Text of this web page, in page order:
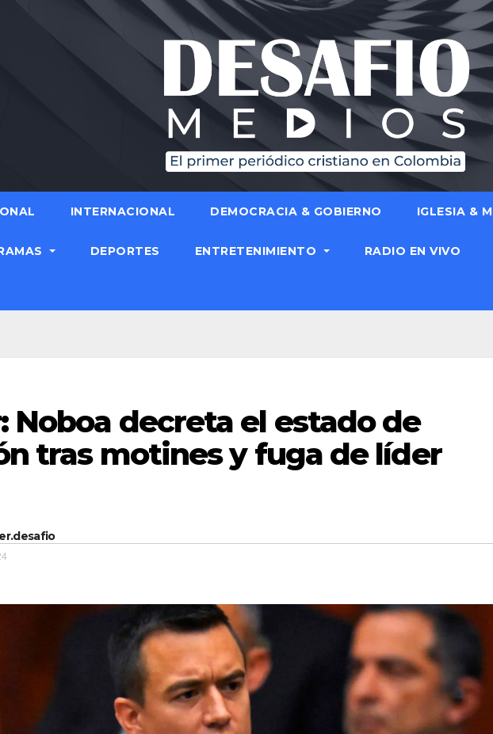
INTERNACIONAL DEMOCRACIA & GOBIERNO IGLESIA &
DEPORTES ENTRETENIMIENTO RADIO EN VIVO
Noboa decreta el estado de
tras motines y fuga de líder